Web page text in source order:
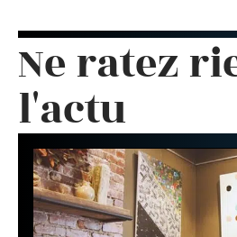
Ne ratez
l'actu